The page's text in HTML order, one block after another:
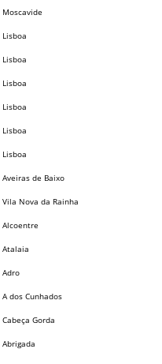
Moscavide
Lisboa
Lisboa
Lisboa
Lisboa
Lisboa
Lisboa
Aveiras de Baixo
Vila Nova da Rainha
Alcoentre
Atalaia
Adro
A dos Cunhados
Cabeça Gorda
Abrigada